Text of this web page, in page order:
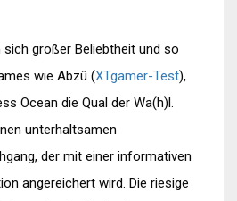
großer Beliebtheit und so
wie Abzû (XTgamer-Test),
Ocean die Qual der Wa(h)l.
unterhaltsamen
der mit einer informativen
angereichert wird. Die riesige